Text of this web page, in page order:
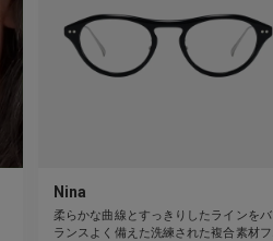
Nina
柔らかな曲線とすっきりしたラインをバ
ランスよく備えた洗練された複合素材フ